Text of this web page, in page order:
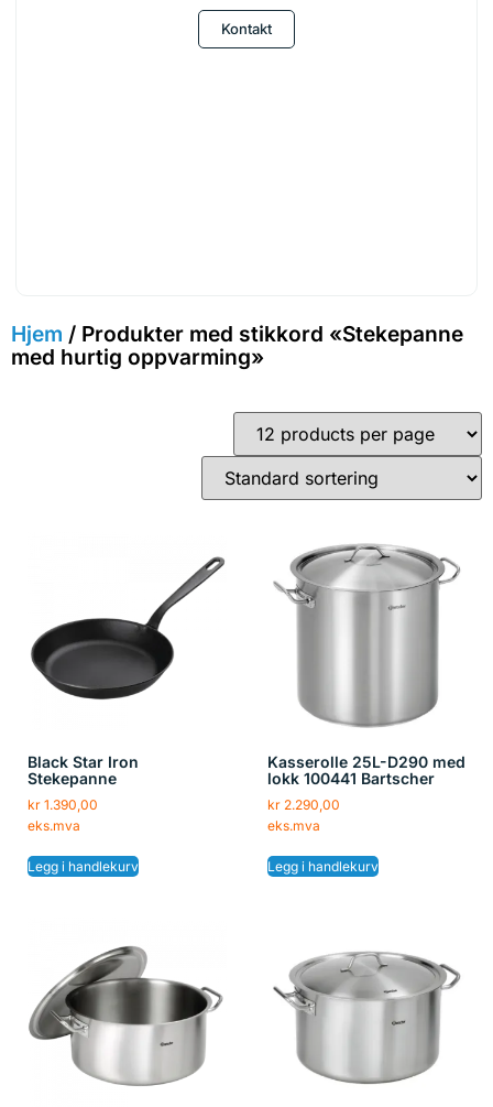
Kontakt
Hjem / Produkter med stikkord «Stekepanne
med hurtig oppvarming»
Black Star Iron
Stekepanne
kr 1.390,00
eks.mva
Legg i handlekurv
Kasserolle 25L-D290 med
lokk 100441 Bartscher
kr2.290,00
eks.mva
Legg i handlekurv